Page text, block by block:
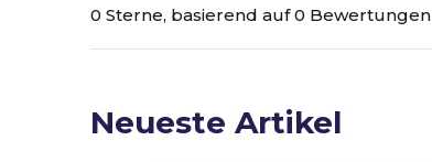
0 Sterne, basierend auf 0 Bewertungen
Neueste Artikel